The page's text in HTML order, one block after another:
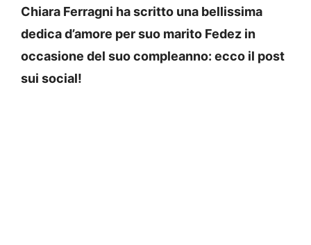
Chiara Ferragni ha scritto una bellissima
dedica d’amore per suo marito Fedez in
occasione del suo compleanno: ecco il post
sui social!